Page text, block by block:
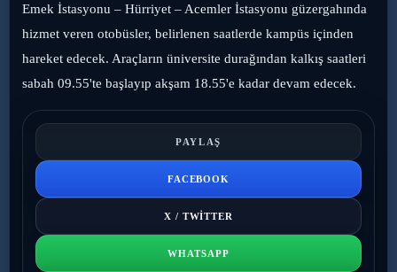
Emek İstasyonu – Hürriyet – Acemler İstasyonu güzergahında
hizmet veren otobüsler, belirlenen saatlerde kampüs içinden
hareket edecek. Araçların üniversite durağından kalkış saatleri
sabah 09.55'te başlayıp akşam 18.55'e kadar devam edecek.
PAYLAŞ
FACEBOOK
X / TWITTER
WHATSAPP